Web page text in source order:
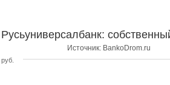
Русьуниверсалбанк:
Источник: BankoDrom.ru